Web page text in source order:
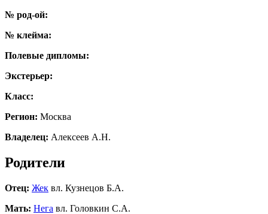
№ род-ой:
№ клейма:
Полевые дипломы:
Экстерьер:
Класс:
Регион: Москва
Владелец: Алексеев А.Н.
Родители
Отец: Жек вл. Кузнецов Б.А.
Мать: Нега вл. Головкин С.А.